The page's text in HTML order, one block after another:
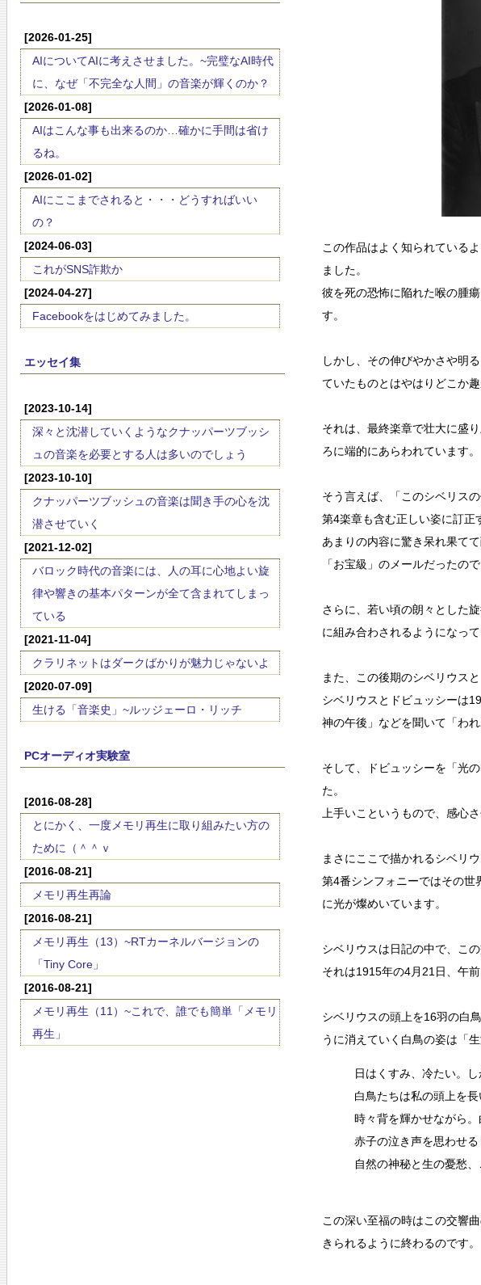
[2026-01-25]
AIについてAIに考えさせました。~完璧なAI時代
に、なぜ「不完全な人間」の音楽が輝くのか？
[2026-01-08]
AIはこんな事も出来るのか…確かに手間は省け
るね。
[2026-01-02]
AIにここまでされると・・・どうすればいい
の？
[2024-06-03]
これがSNS詐欺か
[2024-04-27]
Facebookをはじめてみました。
エッセイ集
[2023-10-14]
深々と沈潜していくようなクナッパーツブッシ
ュの音楽を必要とする人は多いのでしょう
[2023-10-10]
クナッパーツブッシュの音楽は聞き手の心を沈
潜させていく
[2021-12-02]
バロック時代の音楽には、人の耳に心地よい旋
律や響きの基本パターンが全て含まれてしまっ
ている
[2021-11-04]
クラリネットはダークばかりが魅力じゃないよ
[2020-07-09]
生ける「音楽史」~ルッジェーロ・リッチ
PCオーディオ実験室
[2016-08-28]
とにかく、一度メモリ再生に取り組みたい方の
ために（＾＾ｖ
[2016-08-21]
メモリ再生再論
[2016-08-21]
メモリ再生（13）~RTカーネルバージョンの
「Tiny Core」
[2016-08-21]
メモリ再生（11）~これで、誰でも簡単「メモリ
再生」
この作品はよく知られている
ました。
彼を死の恐怖に陥れた喉の腫
す。
しかし、その伸びやかさや明
ていたものとはやはりどこか趣
それは、最終楽章で壮大に盛
ろに端的にあらわれています。
そう言えば、「このシベリス
第4楽章も含む正しい姿に訂正
あまりの内容に驚き呆れ果て
「お宝級」のメールだったの
さらに、若い頃の朗々とした
に組み合わされるようになって
また、この後期のシベリウス
シベリウスとドビュッシーは
神の午後」などを聞いて「わ
そして、ドビュッシーを「光
た。
上手いこというもので、感心さ
まさにここで描かれるシベリ
第4番シンフォニーではその世
に光が燦めいています。
シベリウスは日記の中で、こ
それは1915年の4月21日、午
シベリウスの頭上を16羽の白
うに消えていく白鳥の姿は「
日はくすみ、冷たい。
白鳥たちは私の頭上を
時々背を輝かせながら
赤子の泣き声を思わせる
自然の神秘と生の憂愁
この深い至福の時はこの交響
きられるように終わるのです。